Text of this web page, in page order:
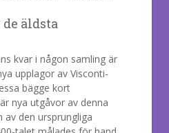
äldsta
kvar i någon samling är
upplagor av Visconti-
bägge kort
nya utgåvor av denna
den ursprungliga